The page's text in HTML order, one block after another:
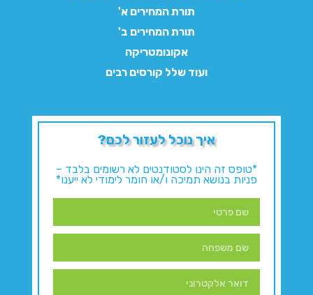
תורת המחירים א'
תורת המחירים ב'
אקונומטריקה
ועוד שלל קורסים רבים
איך נוכל לעזור לכם?
*טופס זה הינו לסטודנטים לא רשומים בלבד –
פניות בנושא תמיכה ו/או חומר לימודי לא ייענו*